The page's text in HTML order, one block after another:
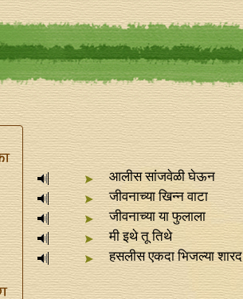
आलीस सांजवेळी घेऊन
जीवनाच्या खिन्‍न वाटा
जीवनाच्या या फुलाला
मी इथे तू तिथे
हसलीस एकदा भिजल्या शारद